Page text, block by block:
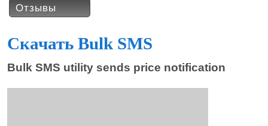
Отзывы
Скачать Bulk SMS
Bulk SMS utility sends price notification